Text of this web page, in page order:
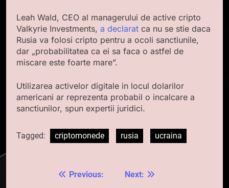
Leah Wald, CEO al managerului de active cripto
Valkyrie Investments, a declarat ca nu se stie daca
Rusia va folosi cripto pentru a ocoli sanctiunile,
dar „probabilitatea ca ei sa faca o astfel de
miscare este foarte mare”.
Utilizarea activelor digitale in locul dolarilor
americani ar reprezenta probabil o incalcare a
sanctiunilor, spun expertii juridici.
Tagged: criptomonede rusia ucraina
NavigarePrevious:
Next: